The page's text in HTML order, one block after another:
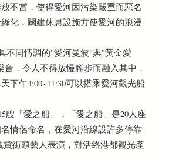
不當，使得愛河因污染嚴重而惡名
化，闢建休息設施方使愛河的浪漫
同情調的"愛河曼波"與"黃金愛
，令人不得放慢腳步而融入其中，
下午4:00~11:30可以搭乘愛河觀光船
「愛之船」，「愛之船」是20人座
情侶命名，在愛河沿線設許多停靠
街頭藝人表演，對活絡港都觀光產